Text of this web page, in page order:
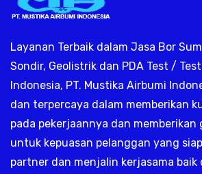
Layanan Terbaik dalam Jasa Bor
Sondir, Geolistrik dan PDA Test /
Indonesia, PT. Mustika Airbumi
dan terpercaya dalam memberikan
pada pekerjaannya dan memberikan
untuk kepuasan pelanggan yang
partner dan menjalin kerjasama